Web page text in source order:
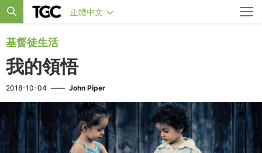
正體中文
基督徒生活
我的領悟
2018-10-04 —— John Piper